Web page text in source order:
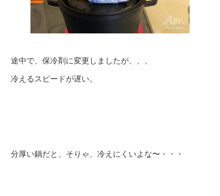
途中で、保冷剤に変更しましたが、、、
冷えるスピードが遅い。
分厚い鍋だと、そりゃ、冷えにくいよな〜・・・